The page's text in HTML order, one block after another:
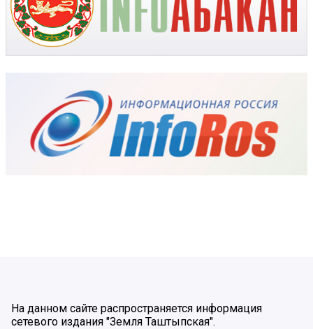
На данном сайте распространяется информация
сетевого издания "Земля Таштыпская".